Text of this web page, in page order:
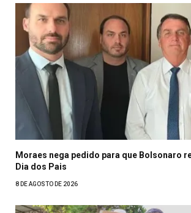
Moraes nega pedido para que Bolsonaro
Dia dos Pais
8 DE AGOSTO DE 2026